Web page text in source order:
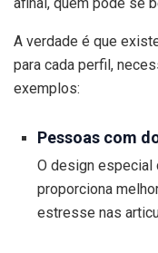
A verdade é que
para cada perfil,
exemplos:
Pessoas com
O design especial
proporciona
estresse nas